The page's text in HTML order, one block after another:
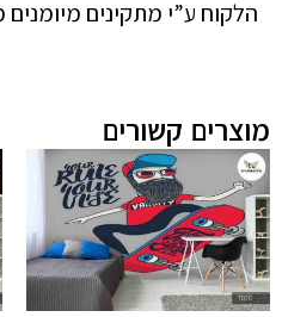
הלקוח ע”י מתקינים
מוצרים קשורים